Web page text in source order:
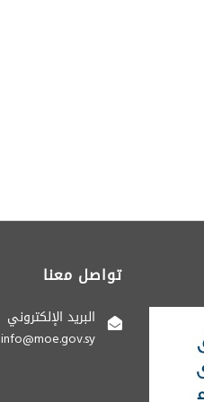
تواصل معنا
البريد الإلكتروني
info@moe.gov.sy